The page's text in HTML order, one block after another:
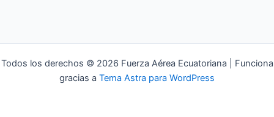
Todos los derechos © 2026 Fuerza Aérea Ecuatoriana | Funciona
gracias a Tema Astra para WordPress